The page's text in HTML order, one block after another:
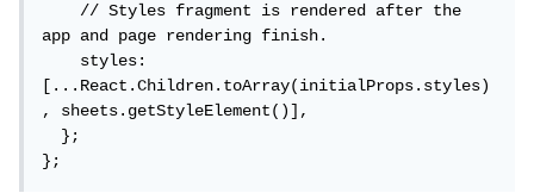
    // Styles fragment is rendered after the
app and page rendering finish.
    styles:
[...React.Children.toArray(initialProps.styles)
, sheets.getStyleElement()],
  };
};